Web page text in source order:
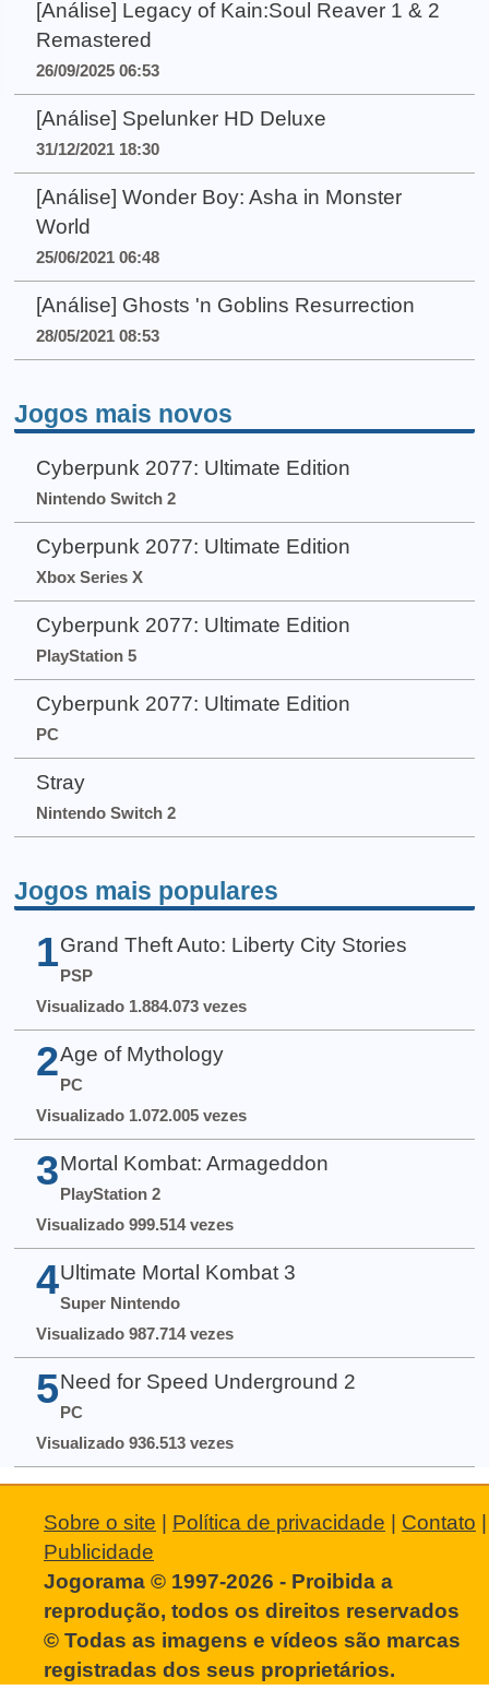
[Análise] Legacy of Kain:Soul Reaver 1 & 2
Remastered
26/09/2025 06:53
[Análise] Spelunker HD Deluxe
31/12/2021 18:30
[Análise] Wonder Boy: Asha in Monster
World
25/06/2021 06:48
[Análise] Ghosts 'n Goblins Resurrection
28/05/2021 08:53
Jogos mais novos
Cyberpunk 2077: Ultimate Edition
Nintendo Switch 2
Cyberpunk 2077: Ultimate Edition
Xbox Series X
Cyberpunk 2077: Ultimate Edition
PlayStation 5
Cyberpunk 2077: Ultimate Edition
PC
Stray
Nintendo Switch 2
Jogos mais populares
1 Grand Theft Auto: Liberty City Stories
PSP
Visualizado 1.884.073 vezes
2 Age of Mythology
PC
Visualizado 1.072.005 vezes
3 Mortal Kombat: Armageddon
PlayStation 2
Visualizado 999.514 vezes
4 Ultimate Mortal Kombat 3
Super Nintendo
Visualizado 987.714 vezes
5 Need for Speed Underground 2
PC
Visualizado 936.513 vezes
Sobre o site | Política de privacidade | Contato |
Publicidade
Jogorama © 1997-2026 - Proibida a
reprodução, todos os direitos reservados
© Todas as imagens e vídeos são marcas
registradas dos seus proprietários.